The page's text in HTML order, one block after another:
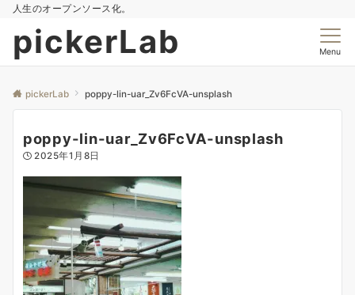
人生のオープンソース化。
pickerLab Menu
pickerLab poppy-lin-uar_Zv6FcVA-unsplash
poppy-lin-uar_Zv6FcVA-unsplash
2025年1月8日